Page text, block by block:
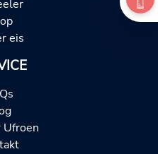
eis
Ufroen